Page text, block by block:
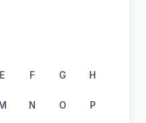
E F G H
N O P